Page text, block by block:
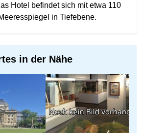
Hotel befindet sich mit etwa 110
in Tiefebene.
in der Nähe